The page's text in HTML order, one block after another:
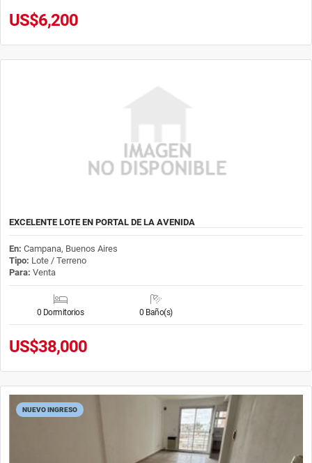
US$6,200
EXCELENTE LOTE EN PORTAL DE LA AVENIDA
En: Campana, Buenos Aires
Tipo: Lote / Terreno
Para: Venta
0 Dormitorios 0 Baño(s)
US$38,000
NUEVO INGRESO